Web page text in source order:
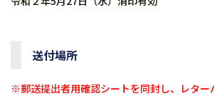
送付場所
※郵送提出者用確認シートを同封し、レター